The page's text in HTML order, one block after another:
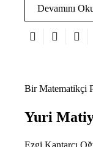
Devamını
Bir Matematikçi
Yuri
Ezgi Kantarcı